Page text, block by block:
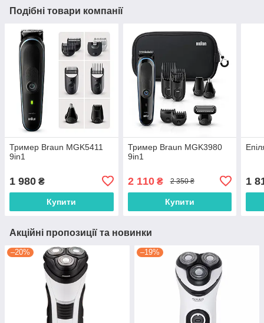
Подібні товари компанії
Тример Braun MGK5411
9in1
1 980 ₴
Купити
Тример Braun MGK3980
9in1
2 110₴ 2 350 ₴
Купити
1
Акційні пропозиції та новинки
–20% –19%